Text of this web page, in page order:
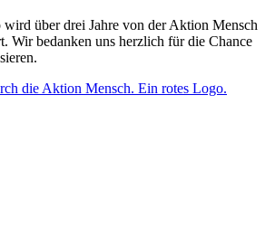
über drei Jahre von der Aktion Mensch
Wir bedanken uns herzlich für die Chance